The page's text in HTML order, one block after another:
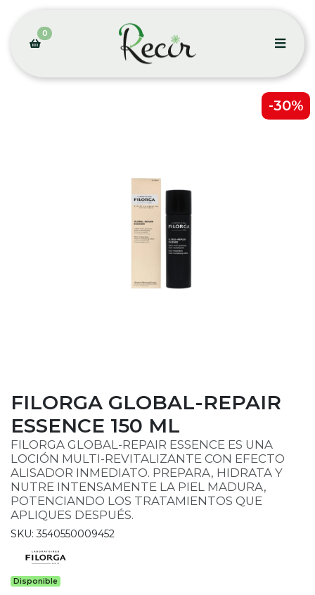
0
-30%
FILORGA GLOBAL-REPAIR
ESSENCE 150 ML
FILORGA GLOBAL-REPAIR ESSENCE ES UNA
LOCIÓN MULTI-REVITALIZANTE CON EFECTO
ALISADOR INMEDIATO. PREPARA, HIDRATA Y
NUTRE INTENSAMENTE LA PIEL MADURA,
POTENCIANDO LOS TRATAMIENTOS QUE
APLIQUES DESPUÉS.
SKU: 3540550009452
Disponible